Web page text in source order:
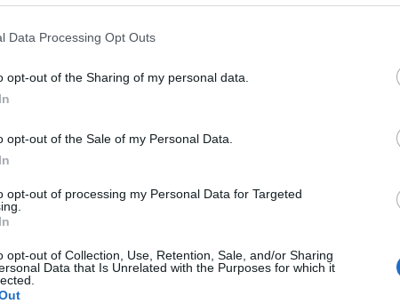
Data Processing Opt Outs
opt-out of the Sharing of my personal data.
opt-out of the Sale of my Personal Data.
opt-out of processing my Personal Data for Targeted
opt-out of Collection, Use, Retention, Sale, and/or Sharing
Data that Is Unrelated with the Purposes for which it
(των Βαΐων), 24 Απριλίου. Πρόκειται για
κρουστών οργάνων. To δεύτερο αυτό σκέλος
μουσική και εσωτερικότητα, στόχος της
η δημιουργία «ηχοχρωματικών δονήσεων» μέσα
από βιμπράφωνο μέχρι κύμβαλα.
επικοινωνία που είχαμε μαζί της: «Με τον
και χρώματος, φωτεινών κυμάτων που
δονήσεις. Η διαδικασία υφαίνεται γύρω από
ακολουθίες μη γραμμικές. Αυτή μας η
δημιουργίας, διαλόγου, επικοινωνίας,
διαισθητικό τρόπο να αποδώσουμε την
οι Ναταλία Καποδίστρια (σκηνοθετική